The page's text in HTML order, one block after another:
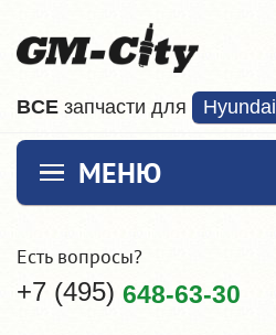
ВCE запчасти для Hyundai
МЕНЮ
Есть вопросы?
+7 (495) 648-63-30